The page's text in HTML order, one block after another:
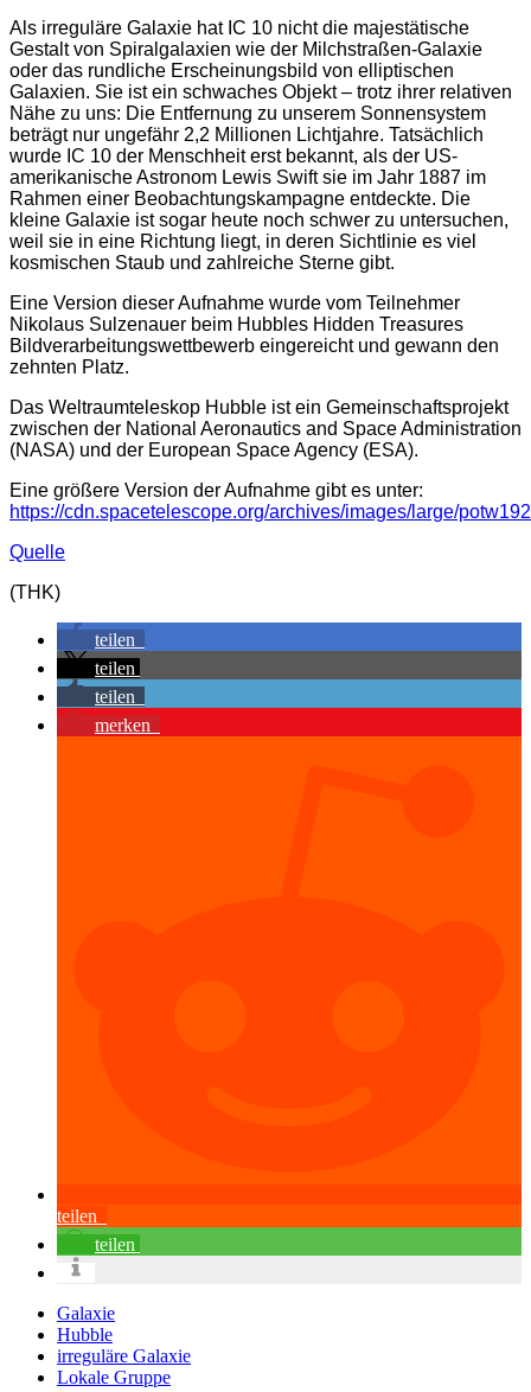
Als irreguläre Galaxie hat IC 10 nicht die majestätische
Gestalt von Spiralgalaxien wie der Milchstraßen-Galaxie
oder das rundliche Erscheinungsbild von elliptischen
Galaxien. Sie ist ein schwaches Objekt – trotz ihrer relativen
Nähe zu uns: Die Entfernung zu unserem Sonnensystem
beträgt nur ungefähr 2,2 Millionen Lichtjahre. Tatsächlich
wurde IC 10 der Menschheit erst bekannt, als der US-
amerikanische Astronom Lewis Swift sie im Jahr 1887 im
Rahmen einer Beobachtungskampagne entdeckte. Die
kleine Galaxie ist sogar heute noch schwer zu untersuchen,
weil sie in eine Richtung liegt, in deren Sichtlinie es viel
kosmischen Staub und zahlreiche Sterne gibt.
Eine Version dieser Aufnahme wurde vom Teilnehmer
Nikolaus Sulzenauer beim Hubbles Hidden Treasures
Bildverarbeitungswettbewerb eingereicht und gewann den
zehnten Platz.
Das Weltraumteleskop Hubble ist ein Gemeinschaftsprojekt
zwischen der National Aeronautics and Space Administration
(NASA) und der European Space Agency (ESA).
Eine größere Version der Aufnahme gibt es unter:
https://cdn.spacetelescope.org/archives/images/large/
Quelle
(THK)
teilen
teilen
teilen
merken
teilen
teilen
Galaxie
Hubble
irreguläre Galaxie
Lokale Gruppe